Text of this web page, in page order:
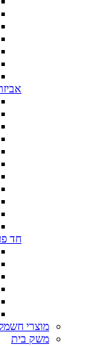
חד
מוצרי
משק בית